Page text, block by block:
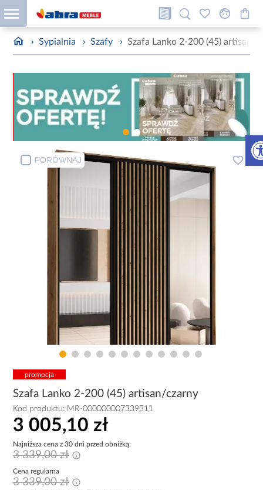
› Sypialnia › Szafy › Szafa Lanko 2-200 (45) artisan/
PORÓWNAJ
promocja
Szafa Lanko 2-200 (45) artisan/czarny
Kod produktu: MR-000000007339311
3 005,10 zł
Najniższa cena z 30 dni przed obniżką:
3 339,00 zł
Cena regularna
3 339,00 zł